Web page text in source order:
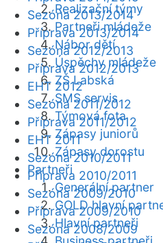
Realizační týmy
Partneři mládeže
Nábor dětí
Úspěchy mládeže
ZŠ Labská
SMS servis
Týmová fota
Zápasy juniorů
Zápasy dorostu
Partneři
Generální partner
GOLD hlavní
Hlavní partneři
Sezóna 2013/2014
Příprava 2013/2014
Sezóna 2012/2013
Příprava 2012/2013
EHT 2012
Sezóna 2011/2012
Příprava 2011/2012
EHT 2011
Sezóna 2010/2011
Příprava 2010/2011
Sezóna 2009/2010
Příprava 2009/2010
Sezóna 2008/2009